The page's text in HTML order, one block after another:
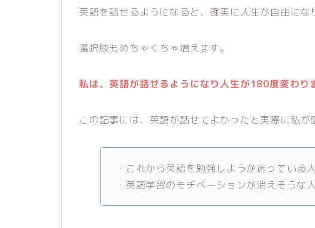
英語を話せるようになると、確実に人生が自由にな
選択肢もめちゃくちゃ増えます。
私は、英語が話せるようになり人生が180度変わり
この記事には、英語が話せてよかったと実際に私が
・これから英語を勉強しようか迷っている人
・英語学習のモチベーションが消えそうな人